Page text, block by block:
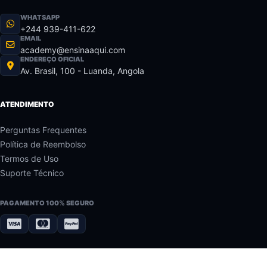
WHATSAPP
+244 939-411-622
EMAIL
academy@ensinaaqui.com
ENDEREÇO OFICIAL
Av. Brasil, 100 - Luanda, Angola
ATENDIMENTO
Perguntas Frequentes
Política de Reembolso
Termos de Uso
Suporte Técnico
PAGAMENTO 100% SEGURO